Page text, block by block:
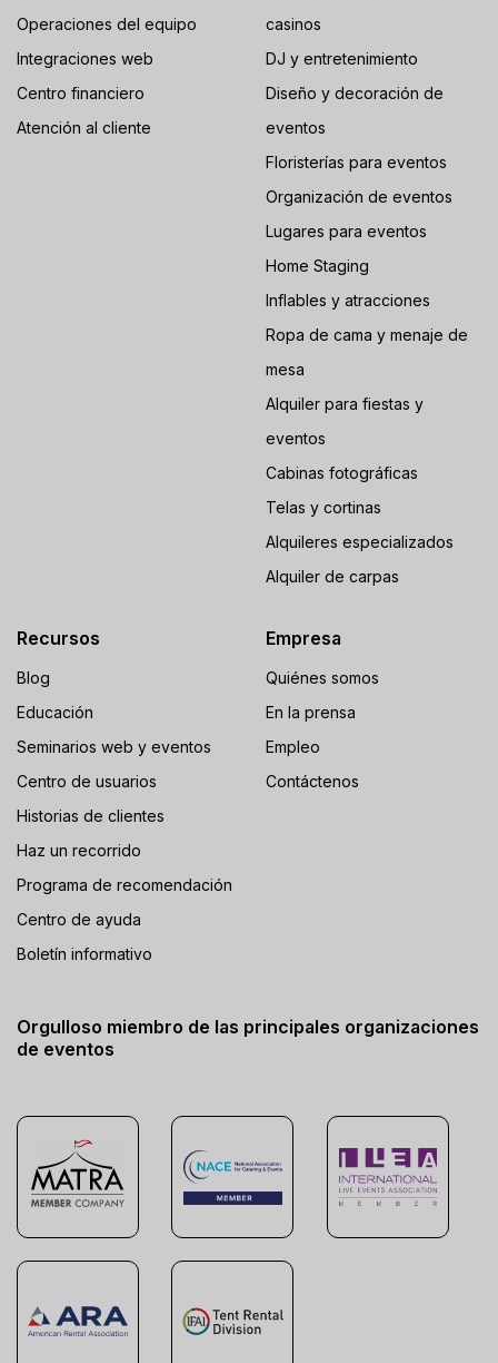
Operaciones del equipo
Integraciones web
Centro financiero
Atención al cliente
casinos
DJ y entretenimiento
Diseño y decoración de
eventos
Floristerías para eventos
Organización de eventos
Lugares para eventos
Home Staging
Inflables y atracciones
Ropa de cama y menaje de
mesa
Alquiler para fiestas y
eventos
Cabinas fotográficas
Telas y cortinas
Alquileres especializados
Alquiler de carpas
Recursos
Blog
Educación
Seminarios web y eventos
Centro de usuarios
Historias de clientes
Haz un recorrido
Programa de recomendación
Centro de ayuda
Boletín informativo
Empresa
Quiénes somos
En la prensa
Empleo
Contáctenos
Orgulloso miembro de las principales organizaciones
de eventos